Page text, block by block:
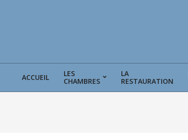
ACCUEIL
LES
CHAMBRES
LA
RESTAURATION